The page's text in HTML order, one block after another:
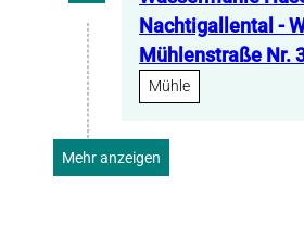
Nachtigallental -
Mühlenstraße Nr.
Mühle
Mehr anzeigen